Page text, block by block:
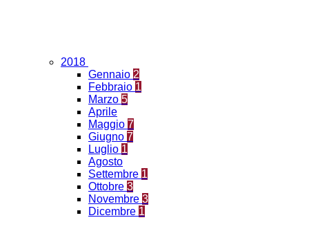
2018
Gennaio 2
Febbraio 1
Marzo 5
Aprile
Maggio 7
Giugno 7
Luglio 1
Agosto
Settembre 1
Ottobre 3
Novembre 3
Dicembre 1